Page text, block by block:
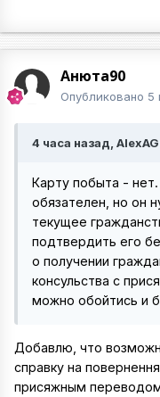
Анюта90
Опубликовано 5
4 часа назад,
Карту побыта -
обязателен, но он
текущее
подтвердить его
о получении
консульства с
можно обойтись и
Добавлю, что
справку на
присяжным